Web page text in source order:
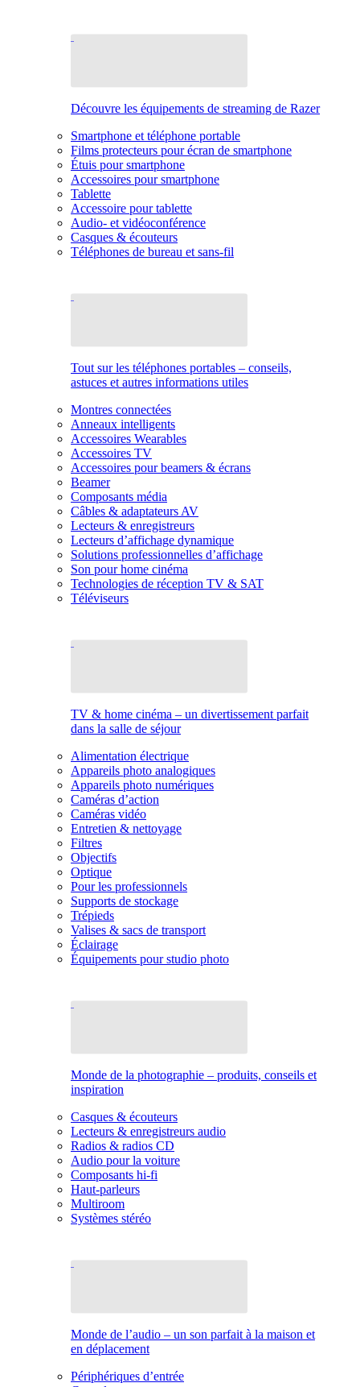
Découvre les équipements de streaming de Razer
Smartphone et téléphone portable
Films protecteurs pour écran de smartphone
Étuis pour smartphone
Accessoires pour smartphone
Tablette
Accessoire pour tablette
Audio- et vidéoconférence
Casques & écouteurs
Téléphones de bureau et sans-fil
Tout sur les téléphones portables – conseils,
astuces et autres informations utiles
Montres connectées
Anneaux intelligents
Accessoires Wearables
Accessoires TV
Accessoires pour beamers & écrans
Beamer
Composants média
Câbles & adaptateurs AV
Lecteurs & enregistreurs
Lecteurs d’affichage dynamique
Solutions professionnelles d’affichage
Son pour home cinéma
Technologies de réception TV & SAT
Téléviseurs
TV & home cinéma – un divertissement parfait
dans la salle de séjour
Alimentation électrique
Appareils photo analogiques
Appareils photo numériques
Caméras d’action
Caméras vidéo
Entretien & nettoyage
Filtres
Objectifs
Optique
Pour les professionnels
Supports de stockage
Trépieds
Valises & sacs de transport
Éclairage
Équipements pour studio photo
Monde de la photographie – produits, conseils et
inspiration
Casques & écouteurs
Lecteurs & enregistreurs audio
Radios & radios CD
Audio pour la voiture
Composants hi-fi
Haut-parleurs
Multiroom
Systèmes stéréo
Monde de l’audio – un son parfait à la maison et
en déplacement
Périphériques d’entrée